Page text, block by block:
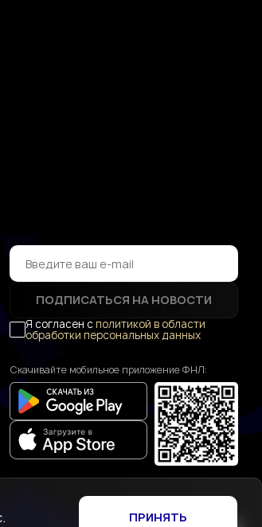
ПОДПИСАТЬСЯ НА НОВОСТИ
Я согласен сполитикой в области
обработки персональных данных
Скачивайте мобильное приложение ФНЛ:
ПРИНЯТЬ